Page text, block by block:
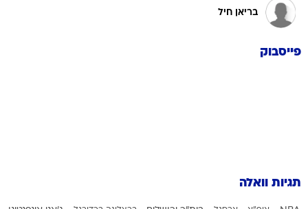
בריאן חיל
פייסבוק
תגיות וואלה